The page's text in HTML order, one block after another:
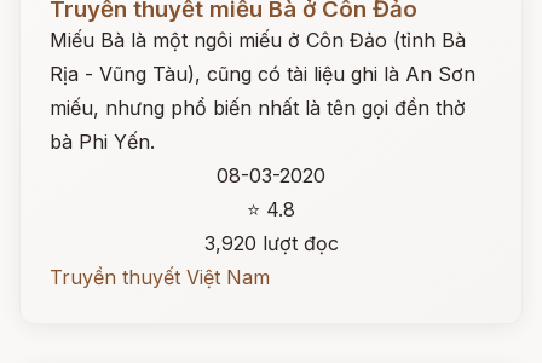
Truyền thuyết miếu Bà ở Côn Đảo
Miếu Bà là một ngôi miếu ở Côn Đảo (tỉnh Bà
Rịa - Vũng Tàu), cũng có tài liệu ghi là An Sơn
miếu, nhưng phổ biến nhất là tên gọi đền thờ
bà Phi Yến.
08-03-2020
⭐ 4.8
3,920 lượt đọc
Truyền thuyết Việt Nam